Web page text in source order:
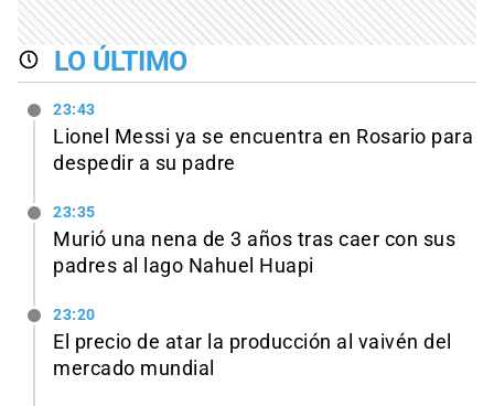
LO ÚLTIMO
23:43
Lionel Messi ya se encuentra en Rosario para
despedir a su padre
23:35
Murió una nena de 3 años tras caer con sus
padres al lago Nahuel Huapi
23:20
El precio de atar la producción al vaivén del
mercado mundial